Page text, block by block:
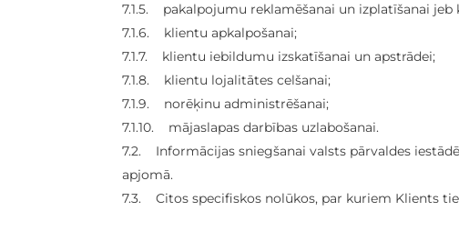
7.1.5. pakalpojumu reklamēšanai un izplatīšanai
7.1.6. klientu apkalpošanai;
7.1.7. klientu iebildumu izskatīšanai un apstrādei;
7.1.8. klientu lojalitātes celšanai;
7.1.9. norēķinu administrēšanai;
7.1.10. mājaslapas darbības uzlabošanai.
7.2. Informācijas sniegšanai valsts pārvaldes
apjomā.
7.3. Citos specifiskos nolūkos, par kuriem Klients